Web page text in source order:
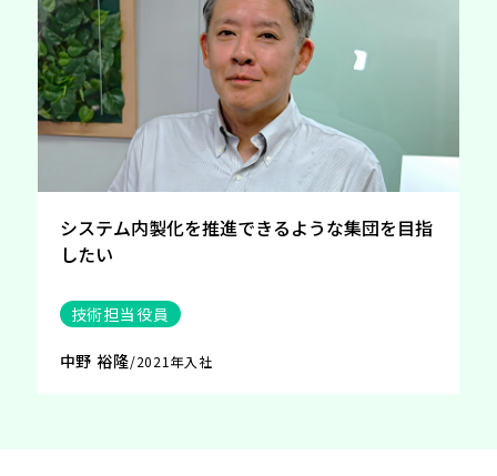
システム内製化を推進できるような集団を目指
したい
技術担当役員
中野 裕隆/2021年入社